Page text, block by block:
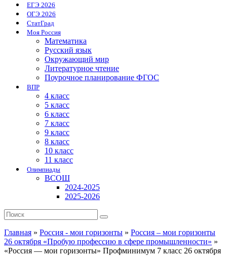
ЕГЭ 2026
ОГЭ 2026
СтатГрад
Моя Россия
Математика
Русский язык
Окружающий мир
Литературное чтение
Поурочное планирование ФГОС
ВПР
4 класс
5 класс
6 класс
7 класс
9 класс
8 класс
10 класс
11 класс
Олимпиады
ВСОШ
2024-2025
2025-2026
Главная » Россия - мои горизонты » Россия – мои горизонты
26 октября «Пробую профессию в сфере промышленности» »
«Россия — мои горизонты» Профминимум 7 класс 26 октября